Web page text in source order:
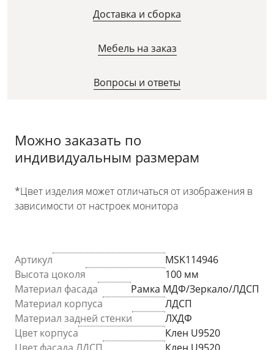
Доставка и сборка
Мебель на заказ
Вопросы и ответы
Можно заказать по
индивидуальным размерам
*Цвет изделия может отличаться от изображения в
зависимости от настроек монитора
Артикул
MSK114946
Высота цоколя
100 мм
Материал фасада
Рамка МДФ/Зеркало/ЛДСП
Материал корпуса
ЛДСП
Материал задней стенки
ЛХДФ
Цвет корпуса
Клен U9520